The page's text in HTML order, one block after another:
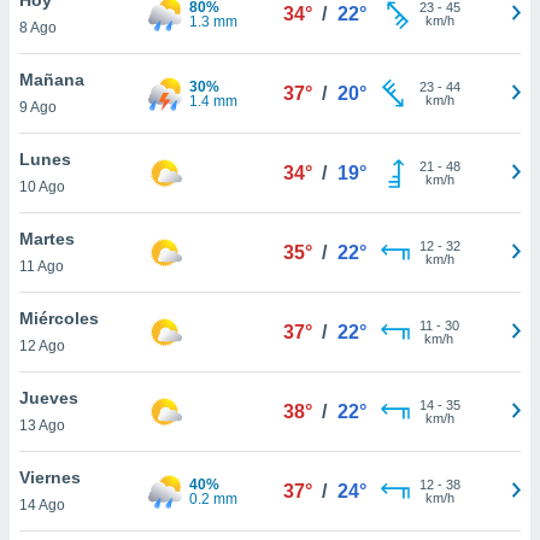
y
en
más
de
8 Ago
80%
1.3 mm
34° / 22° 23- 45
km/h
Mañana
9 Ago
30%
1.4 mm
37° / 20° 23- 44
km/h
Lunes
10 Ago
34° / 19° 21 - 48
km/h
Martes
11 Ago
35° / 22° 12- 32
km/h
Miércoles
12 Ago
37° / 22° 11 - 30
km/h
Jueves
13 Ago
38° / 22° 14- 35
km/h
Viernes
14 Ago
40%
0.2 mm
37° / 24° 12- 38
km/h